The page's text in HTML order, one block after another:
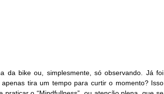
da bike ou, simplesmente, só observando. Já foi
tira um tempo para curtir o momento? Isso